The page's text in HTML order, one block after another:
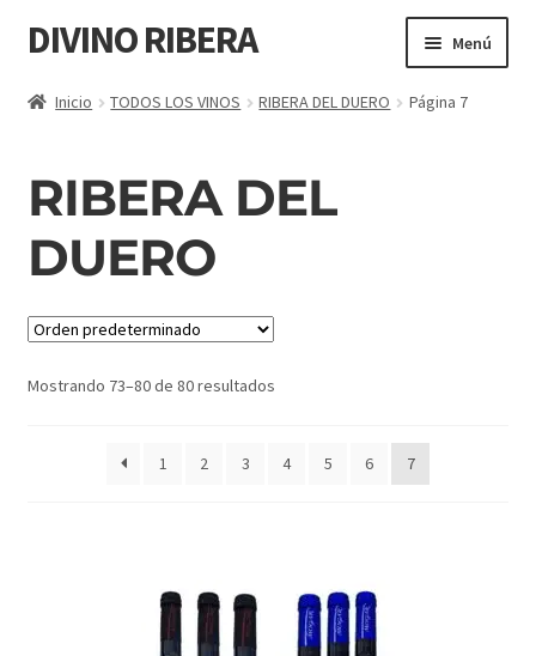
DIVINO RIBERA Menú
TODOS LOS VINOS
Inicio TODOS LOS VINOS RIBERA DEL DUERO Página 7
RIBERA DEL
DUERO
Mostrando 73–80 de 80 resultados
1 2 3 4 5 6 7